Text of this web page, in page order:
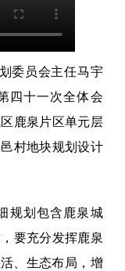
委员会主任马宇
四十一次全体会
鹿泉片区单元层
村地块规划设计
规划包含鹿泉城
要充分发挥鹿泉
、生态布局，增